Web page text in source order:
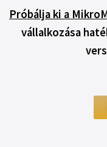
Próbálja ki a
vállalkozása